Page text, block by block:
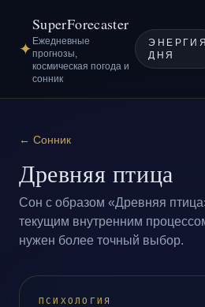
✦
SuperForecaster
Ежедневные
прогнозы,
космическая погода и
сонник
ЭНЕРГИЯ
ДНЯ
← Сонник
Древняя птица
Сон с образом «Древняя
текущим внутренним
нужен более точный выбор.
ПСИХОЛОГИЯ